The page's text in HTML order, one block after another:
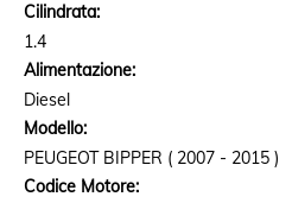
Cilindrata:
1.4
Alimentazione:
Diesel
Modello:
PEUGEOT BIPPER ( 2007 - 2015 )
Codice Motore: